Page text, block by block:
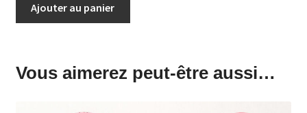
50x50cm
Ajouter au panier
Vous aimerez peut-être aussi…